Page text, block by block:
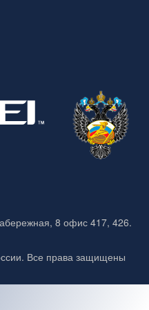
8 офис 417, 426.
Все права защищены